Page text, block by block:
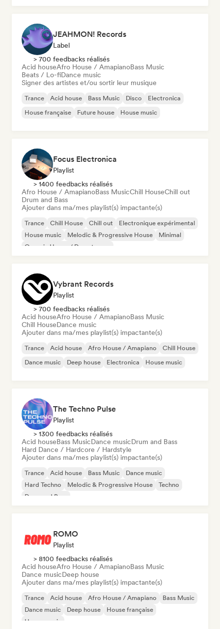
JEAHMON! Records
Label
> 700 feedbacks réalisés
Acid houseAfro House / AmapianoBass Music
Beats / Lo-fiDance music
Signer des artistes et/ou sortir leur musique
Trance Acid house Bass Music Disco
Electronica
House française
Future house House music
Focus Electronica
Playlist
> 1400 feedbacks réalisés
Afro House / AmapianoBass MusicChill HouseChill out
Drum and Bass
Ajouter dans ma/mes playlist(s) impactante(s)
Trance Chill House Chill out
Electronique expérimental
House music
Melodic & Progressive House
Minimal
Organic House / Downtempo
Vybrant Records
Playlist
> 700 feedbacks réalisés
Acid houseAfro House / AmapianoBass Music
Chill HouseDance music
Ajouter dans ma/mes playlist(s) impactante(s)
Trance Acid house Afro House / Amapiano
Chill House
Dance music
Deep house Electronica House music
The Techno Pulse
Playlist
> 1300 feedbacks réalisés
Acid houseBass MusicDance musicDrum and Bass
Hard Dance / Hardcore / Hardstyle
Ajouter dans ma/mes playlist(s) impactante(s)
Trance Acid house Bass Music
Dance music
Hard Techno
Melodic & Progressive House
Techno
Drum and Bass
ROMO
Playlist
> 8100 feedbacks réalisés
Acid houseAfro House / AmapianoBass Music
Dance musicDeep house
Ajouter dans ma/mes playlist(s) impactante(s)
Trance Acid house Afro House / Amapiano
Bass Music
Dance music
Deep house
House française
House music